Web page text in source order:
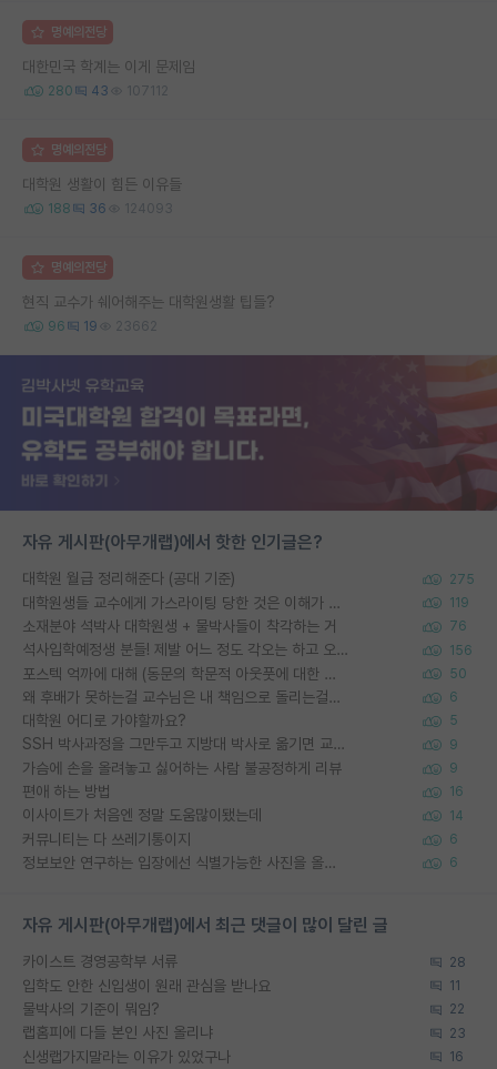
명예의전당
대한민국 학계는 이게 문제임
280 43 107112
명예의전당
대학원 생활이 힘든 이유들
188 36 124093
명예의전당
현직 교수가 쉐어해주는 대학원생활 팁들?
96 19 23662
자유 게시판(아무개랩)에서 핫한 인기글은?
대학원 월급 정리해준다 (공대 기준) 275
대학원생들 교수에게 가스라이팅 당한 것은 이해가 갑니다. 안타깝네요. 119
소재분야 석박사 대학원생 + 물박사들이 착각하는 거 76
석사입학예정생 분들! 제발 어느 정도 각오는 하고 오세요. 156
포스텍 억까에 대해 (동문의 학문적 아웃풋에 대한 반박) 50
왜 후배가 못하는걸 교수님은 내 책임으로 돌리는걸까요? 6
대학원 어디로 가야할까요? 5
SSH 박사과정을 그만두고 지방대 박사로 옮기면 교수의 꿈은 끝일까요? 9
가슴에 손을 올려놓고 싫어하는 사람 불공정하게 리뷰 9
편애 하는 방법 16
이사이트가 처음엔 정말 도움많이됐는데 14
커뮤니티는 다 쓰레기통이지 6
정보보안 연구하는 입장에선 식별가능한 사진을 올리는건 비추이긴함 6
자유 게시판(아무개랩)에서 최근 댓글이 많이 달린 글
카이스트 경영공학부 서류 28
입학도 안한 신입생이 원래 관심을 받나요 11
물박사의 기준이 뭐임? 22
랩홈피에 다들 본인 사진 올리냐 23
신생랩가지말라는 이유가 있었구나 16